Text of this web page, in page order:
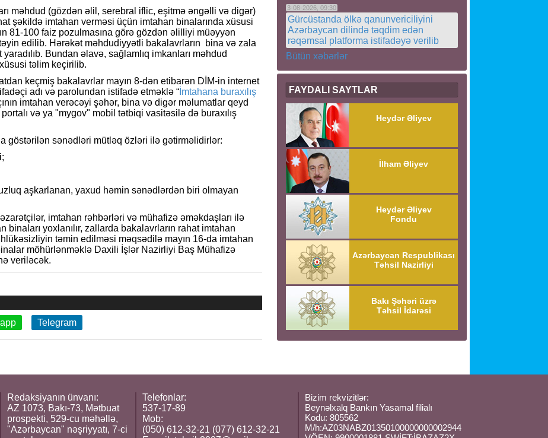
məhdud (gözdən əlil, serebral iflic, eşitmə əngəlli və digər)
şəkildə imtahan verməsi üçün imtahan binalarında xüsusi
81-100 faiz pozulmasına görə gözdən əlilliyi müəyyən
edilib. Hərəkət məhdudiyyətli bakalavrların bina və zala
Bundan əlavə, sağlamlıq imkanları məhdud
təlim keçirilib.
keçmiş bakalavrlar mayın 8‑dən etibarən DİM-in internet
adı və parolundan istifadə etməklə “ İmtahana buraxılış
imtahan verəcəyi şəhər, bina və digər məlumatlar qeyd
portalı və ya "mygov" mobil tətbiqi vasitəsilə də buraxılış
göstərilən sənədləri mütləq özləri ilə gətirməlidirlər:
aşkarlanan, yaxud həmin sənədlərdən biri olmayan
imtahan rəhbərləri və mühafizə əməkdaşları ilə
yoxlanılır, zallarda bakalavrların rahat imtahan
təmin edilməsi məqsədilə mayın 16-da imtahan
möhürlənməklə Daxili İşlər Nazirliyi Baş Mühafizə
veriləcək.
Telegram
3-08-2026, 09:30
Gürcüstanda ölkə qanunvericiliyini
Azərbaycan dilində təqdim edən
rəqəmsal platforma istifadəyə verilib
Bütün xəbərlər
FAYDALI SAYTLAR
Heydər Əliyev
İlham Əliyev
Heydər Əliyev
Fondu
Azərbaycan Respublikası
Təhsil Nazirliyi
Bakı Şəhəri üzrə
Təhsil İdarəsi
Redaksiyanın ünvanı:
AZ 1073, Bakı-73, Mətbuat
prospekti, 529-cu məhəllə,
"Azərbaycan" nəşriyyatı, 7-ci
Telefonlar:
537-17-89
Mob:
(050) 612-32-21 (077) 612-32-21
Bizim rekvizitlər:
Beynəlxalq Bankın Yasamal filialı
Kodu: 805562
M/h:AZ03NABZ01350100000000002944